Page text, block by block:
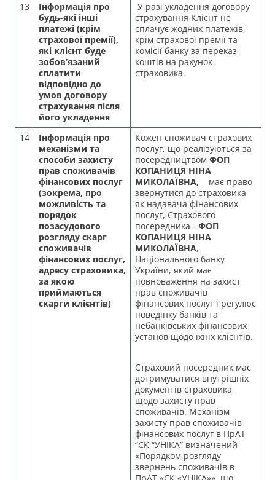
13
Інформація про
будь-які інші
платежі (крім
страхової премії),
які клієнт буде
зобов’язаний
сплатити
відповідно до
умов договору
страхування після
його укладення
У разі укладення договору
страхування Клієнт не
сплачує жодних платежів,
крім страхової премії та
комісії банку за переказ
коштів на рахунок
страховика.
14
Інформація про
механізми та
способи захисту
прав споживачів
фінансових послуг
(зокрема, про
можливість та
порядок
позасудового
розгляду скарг
споживачів
фінансових послуг,
адресу страховика,
за якою
приймаються
скарги клієнтів)
Кожен споживач страхових
послуг, що реалізуються за
посередництвом ФОП
КОПАНИЦЯ НІНА
МИКОЛАЇВНА,
має право
звернутися до страховика
як надавача фінансових
послуг, Страхового
посередника - ФОП
КОПАНИЦЯ НІНА
МИКОЛАЇВНА,
Національного банку
України, який має
повноваження на захист
прав споживачів
фінансових послуг і регулює
поведінку банків та
небанківських фінансових
установ щодо їхніх клієнтів.
Страховий посередник має
дотримуватися внутрішніх
документів страховика
щодо захисту прав
споживачів. Механізм
захисту прав споживачів
фінансових послуг в ПрАТ
“СК “УНІКА” визначений
«Порядком розгляду
звернень споживачів в